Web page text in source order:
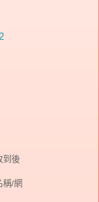
到後
/網